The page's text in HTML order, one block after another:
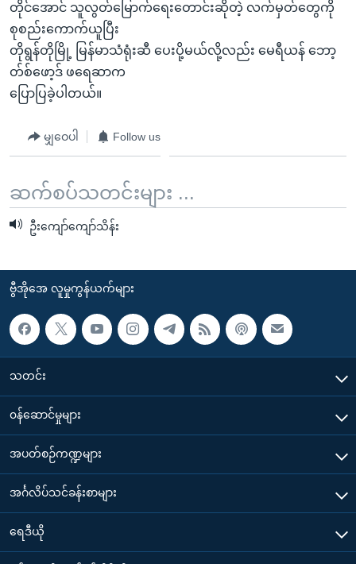
တိုင်အောင် သူလွတ်မြောက်ရေးတောင်းဆိုတဲ့ လက်မှတ်တွေကို
စုစည်းကောက်ယူပြီး
တိုရွန်တိုမြို့ မြန်မာသံရုံးဆီ ပေးပို့မယ်လို့လည်း မေရီယန် ဘော့
တ်စ်ဖော့ဒ် ဖရေဆာက
ပြောပြခဲ့ပါတယ်။
မျှဝေပါ Follow us
ဆက်စပ်သတင်းများ ...
ဦးကျော်ကျော်သိန်း
ဗွီအိုအေ လူမှုကွန်ယက်များ
သတင်း
၀န်ဆောင်မှုများ
အပတ်စဉ်ကဏ္ဍများ
အင်္ဂလိပ်သင်ခန်းစာများ
ရေဒီယို